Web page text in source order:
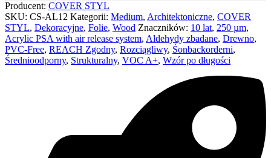
Producent: COVER STYL
SKU: CS-AL12 Kategorii: Medium, Architektoniczne, COVER
STYL, Dekoracyjne, Folie, Wood Znaczników: 10 lat, 250 µm,
Acrylic PSA with air release system, Aldehydy zbadane, Drewno,
PVC-Free, REACH Zgodny, Rozciągliwy, Śonbackorderni,
Średnioodporny, Strukturalny, VOC A+, Wzór po długości